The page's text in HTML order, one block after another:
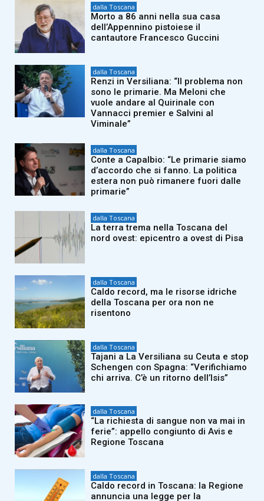
dalla Toscana
Morto a 86 anni nella sua casa
dell’Appennino pistoiese il
cantautore Francesco Guccini
dalla Toscana
Renzi in Versiliana: “Il problema non
sono le primarie. Ma Meloni che
vuole andare al Quirinale con
Vannacci premier e Salvini al
Viminale”
dalla Toscana
Conte a Capalbio: “Le primarie siamo
d’accordo che si fanno. La politica
estera non può rimanere fuori dalle
primarie”
dalla Toscana
La terra trema nella Toscana del
nord ovest: epicentro a ovest di Pisa
dalla Toscana
Caldo record, ma le risorse idriche
della Toscana per ora non ne
risentono
dalla Toscana
Tajani a La Versiliana su Ceuta e stop
Schengen con Spagna: “Verifichiamo
chi arriva. C’è un ritorno dell’Isis”
dalla Toscana
“La richiesta di sangue non va mai in
ferie”: appello congiunto di Avis e
Regione Toscana
dalla Toscana
Caldo record in Toscana: la Regione
annuncia una legge per la